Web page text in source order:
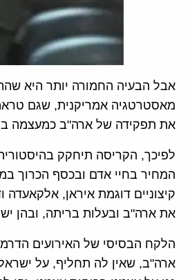
אבל הבעיה החמורה יותר היא
מאסטרטגיה אמריקנית, שגם
את תפקידה של ארה"ב כמעצמה
לפיכך, הקריסה תיחקק
המחיר בחיי אדם ובכסף הכרוך
קיצוניים דוגמת איראן,
את ארה"ב ובעלות בריתה, ובהן
הלקח הבסיסי של האירועים
ארה"ב, שאין לה תחליף, על